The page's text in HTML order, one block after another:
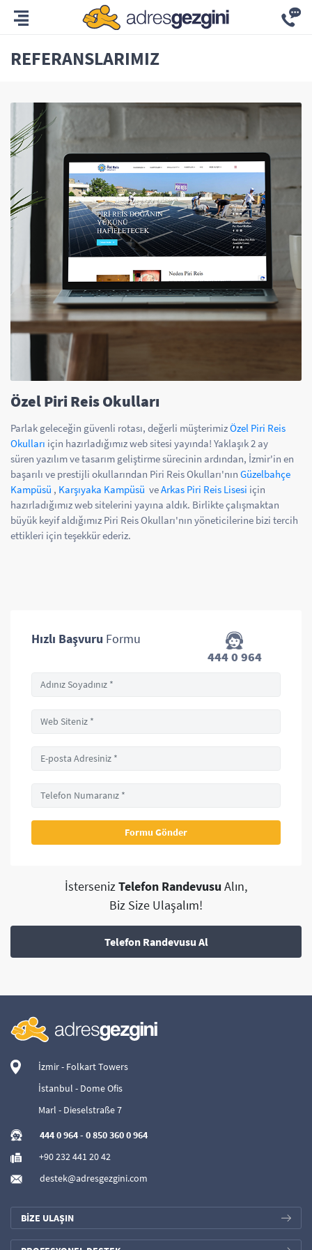
REFERANSLARIMIZ
Özel Piri Reis Okulları
Parlak geleceğin güvenli rotası, değerli müşterimizÖzel Piri Reis
Okulları için hazırladığımız web sitesi yayında! Yaklaşık 2 ay
süren yazılım ve tasarım geliştirme sürecinin ardından, İzmir'in en
başarılı ve prestijli okullarından Piri Reis Okulları'nın Güzelbahçe
Kampüsü , Karşıyaka Kampüsü veArkas Piri Reis Lisesi için
hazırladığımız web sitelerini yayına aldık. Birlikte çalışmaktan
büyük keyif aldığımız Piri Reis Okulları'nın yöneticilerine bizi tercih
ettikleri için teşekkür ederiz.
Hızlı Başvuru Formu
444 0 964
İstersenizTelefon Randevusu Alın,
Biz Size Ulaşalım!
Telefon Randevusu Al
İzmir - Folkart Towers
İstanbul - Dome Ofis
Marl - Dieselstraße 7
444 0 964- 0 850 360 0 964
+90 232 441 20 42
destek@adresgezgini.com
BİZE ULAŞIN